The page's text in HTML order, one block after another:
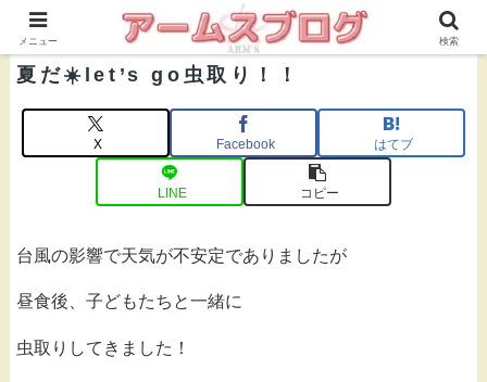
株式会社ＡＲＭ’Ｓ 公式ブログ
夏だ☀️let’s go虫取り！！
X Facebook はてブ
LINE コピー
台風の影響で天気が不安定でありましたが
昼食後、子どもたちと一緒に
虫取りしてきました！
メニュー 検索